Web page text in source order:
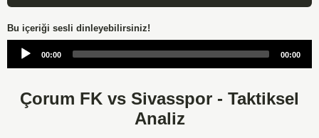
Bu içeriği sesli dinleyebilirsiniz!
Audio
00:00 00:00
Çorum FK vs Sivasspor - Taktiksel
Analiz